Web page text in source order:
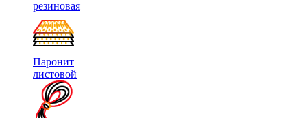
резиновая
Паронит
листовой